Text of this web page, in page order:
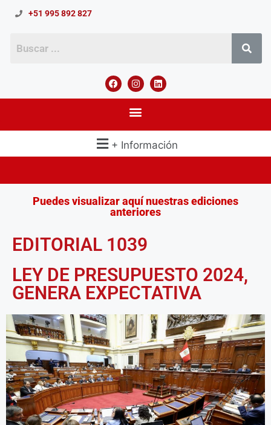
+51 995 892 827
+ Información
Puedes visualizar aquí nuestras ediciones
anteriores
EDITORIAL 1039
LEY DE PRESUPUESTO 2024,
GENERA EXPECTATIVA